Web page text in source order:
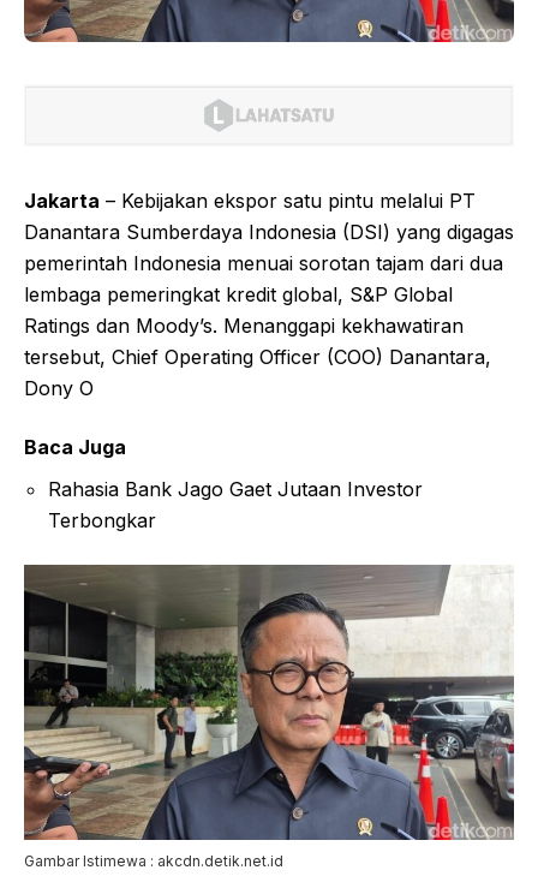
Jakarta – Kebijakan ekspor satu pintu melalui PT
Danantara Sumberdaya Indonesia (DSI) yang digagas
pemerintah Indonesia menuai sorotan tajam dari dua
lembaga pemeringkat kredit global, S&P Global
Ratings dan Moody’s. Menanggapi kekhawatiran
tersebut, Chief Operating Officer (COO) Danantara,
Dony O
Baca Juga
Rahasia Bank Jago Gaet Jutaan Investor
Terbongkar
Gambar Istimewa : akcdn.detik.net.id